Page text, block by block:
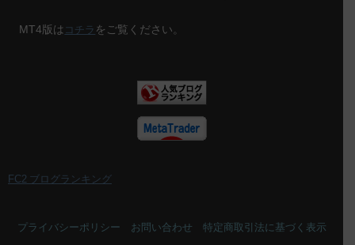
MT4版は コチラ をご覧ください。
FC2 ブログランキング
プライバシーポリシー お問い合わせ 特定商取引法に基づく表示